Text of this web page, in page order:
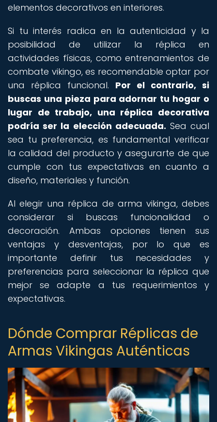
elementos decorativos en interiores.
Si tu interés radica en la autenticidad y la
posibilidad de utilizar la réplica en
actividades físicas, como entrenamientos de
combate vikingo, es recomendable optar por
una réplica funcional. Por el contrario, si
buscas una pieza para adornar tu hogar o
lugar de trabajo, una réplica decorativa
podría ser la elección adecuada. Sea cual
sea tu preferencia, es fundamental verificar
la calidad del producto y asegurarte de que
cumple con tus expectativas en cuanto a
diseño, materiales y función.
Al elegir una réplica de arma vikinga, debes
considerar si buscas funcionalidad o
decoración. Ambas opciones tienen sus
ventajas y desventajas, por lo que es
importante definir tus necesidades y
preferencias para seleccionar la réplica que
mejor se adapte a tus requerimientos y
expectativas.
Dónde Comprar Réplicas de
Armas Vikingas Auténticas